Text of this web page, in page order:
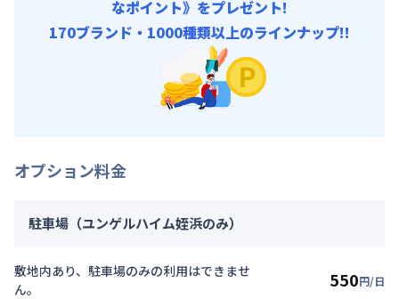
なポイント》をプレゼント!
170ブランド・1000種類以上のラインナップ!!
オプション料金
駐車場（ユンゲルハイム姪浜のみ）
敷地内あり、駐車場のみの利用はできませ
ん。
550円/日